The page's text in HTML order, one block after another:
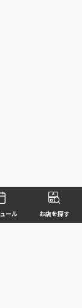
ール お店を探す